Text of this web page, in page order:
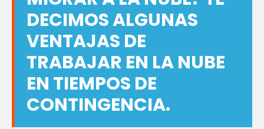
DECIMOS ALGUNAS
VENTAJAS DE
TRABAJAR EN LA NUBE
EN TIEMPOS DE
CONTINGENCIA.